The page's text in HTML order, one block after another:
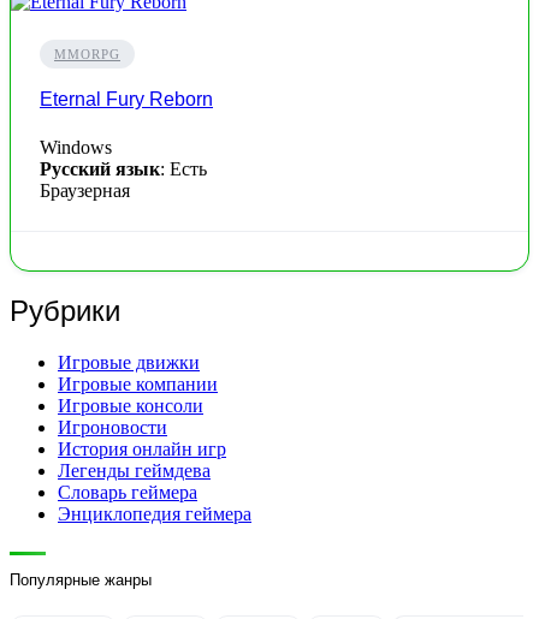
MMORPG
Eternal Fury Reborn
Windows
Русский язык: Есть
Браузерная
Рубрики
Игровые движки
Игровые компании
Игровые консоли
Игроновости
История онлайн игр
Легенды геймдева
Словарь геймера
Энциклопедия геймера
Популярные жанры